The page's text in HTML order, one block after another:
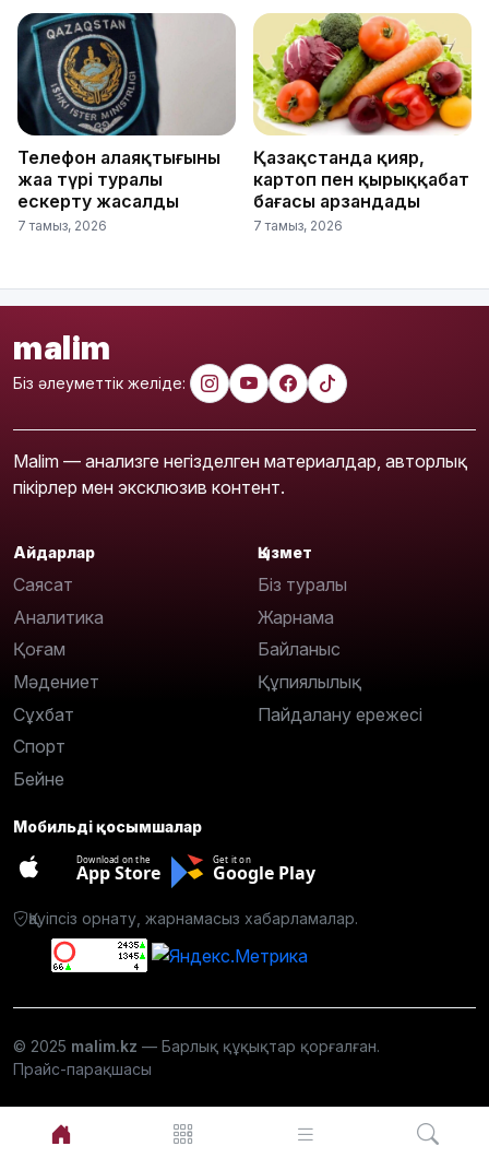
Телефон алаяқтығының
жаңа түрі туралы
ескерту жасалды
7 тамыз, 2026
Қазақстанда қияр,
картоп пен қырыққабат
бағасы арзандады
7 тамыз, 2026
malim
Біз әлеуметтік желіде:
Malim — анализге негізделген материалдар, авторлық
пікірлер мен эксклюзив контент.
Айдарлар
Саясат
Аналитика
Қоғам
Мәдениет
Сұхбат
Спорт
Бейне
Қызмет
Біз туралы
Жарнама
Байланыс
Құпиялылық
Пайдалану ережесі
Мобильді қосымшалар
Download on the
App Store
Get it on
Google Play
Қауіпсіз орнату, жарнамасыз хабарламалар.
© 2025 malim.kz — Барлық құқықтар қорғалған.
Прайс-парақшасы